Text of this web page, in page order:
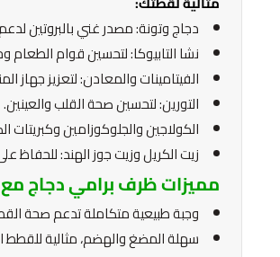
دجاج وتونة: مصدر غني بالبروتين
نشا التابيوكا: لتحسين قوام الطعام
الفيتامينات والمعادن: لتعزيز جهاز
التورين: لتحسين صحة القلب والعينين.
الكولاجين والجلوكوزامين
زيت الكريل وزيت جوز الهند: للحفاظ
مميزات ظرف برامي دجاج
وجبة طبيعية متكاملة تدعم صحة
سهلة المضغ والهضم، مثالية للقطط